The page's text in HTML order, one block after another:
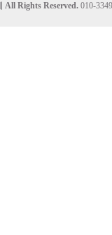
All Rights Reserved. 010-